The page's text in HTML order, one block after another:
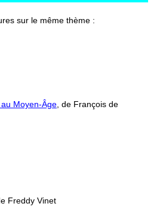
sur le même thème :
Moyen-Âge, de François de
Freddy Vinet